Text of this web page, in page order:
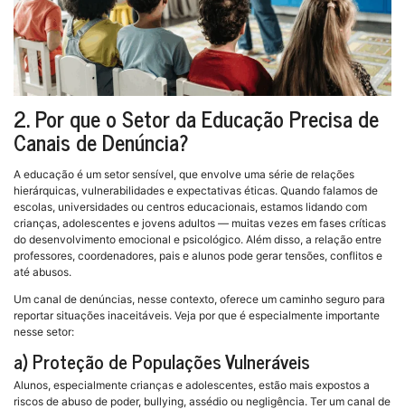
2. Por que o Setor da Educação Precisa de
Canais de Denúncia?
A educação é um setor sensível, que envolve uma série de relações
hierárquicas, vulnerabilidades e expectativas éticas. Quando falamos de
escolas, universidades ou centros educacionais, estamos lidando com
crianças, adolescentes e jovens adultos — muitas vezes em fases críticas
do desenvolvimento emocional e psicológico. Além disso, a relação entre
professores, coordenadores, pais e alunos pode gerar tensões, conflitos e
até abusos.
Um canal de denúncias, nesse contexto, oferece um caminho seguro para
reportar situações inaceitáveis. Veja por que é especialmente importante
nesse setor:
a) Proteção de Populações Vulneráveis
Alunos, especialmente crianças e adolescentes, estão mais expostos a
riscos de abuso de poder, bullying, assédio ou negligência. Ter um canal de